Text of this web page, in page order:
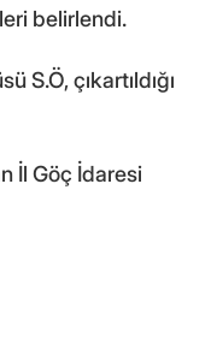
belirlendi.
S.Ö, çıkartıldığı
İl Göç İdaresi